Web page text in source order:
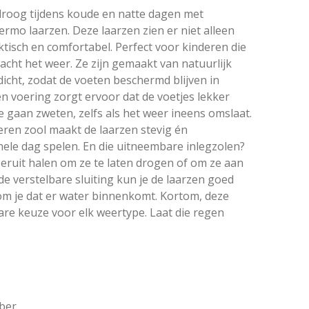
tijdens koude en natte dagen met
laarzen. Deze laarzen zien er niet alleen
en comfortabel. Perfect voor kinderen die
het weer. Ze zijn gemaakt van natuurlijk
zodat de voeten beschermd blijven in
voering zorgt ervoor dat de voetjes lekker
gaan zweten, zelfs als het weer ineens omslaat.
zool maakt de laarzen stevig én
dag spelen. En die uitneembare inlegzolen?
halen om ze te laten drogen of om ze aan
verstelbare sluiting kun je de laarzen goed
je dat er water binnenkomt. Kortom, deze
keuze voor elk weertype. Laat die regen